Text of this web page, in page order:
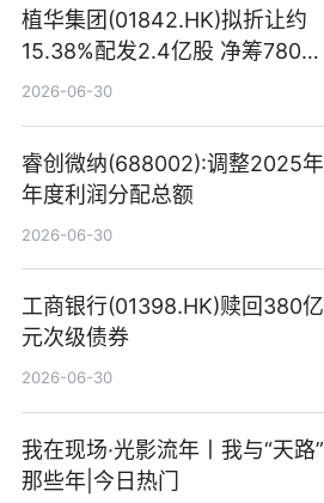
植华集团(01842.HK)拟折让约
15.38%配发2.4亿股 净筹780万
港元
2026-06-30
睿创微纳(688002):调整2025年
年度利润分配总额
2026-06-30
工商银行(01398.HK)赎回380亿
元次级债券
2026-06-30
我在现场·光影流年丨我与“天路”
那些年|今日热门